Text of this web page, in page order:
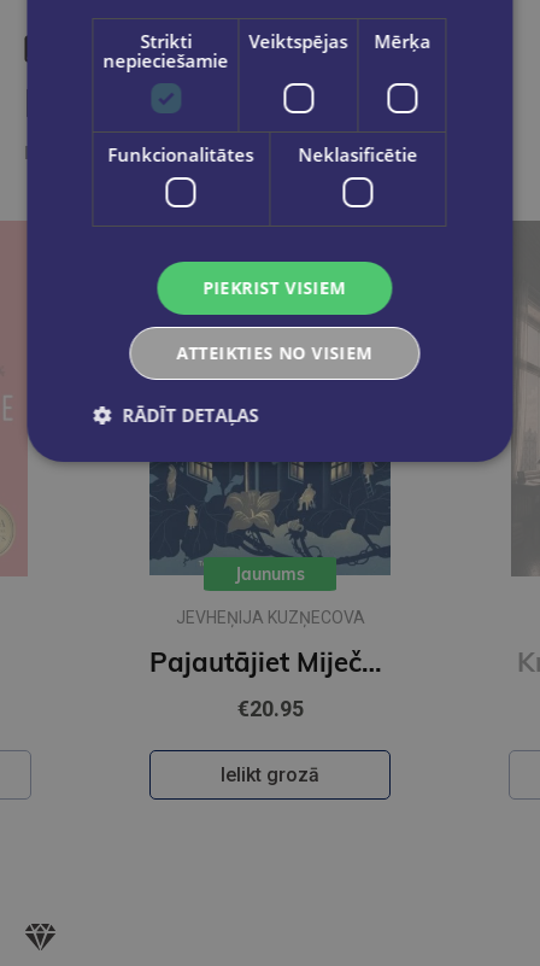
Līdzīgas preces
Ieskaties, varbūt noder
Jaunums
IKARS PIEBALGS
Krāsainā pasaule
€22.50
Ielikt grozā
Strikti
nepieciešamie
Veiktspējas Mērķa
Funkcionalitātes Neklasificētie
PIEKRIST VISIEM
ATTEIKTIES NO VISIEM
RĀDĪT DETAĻAS